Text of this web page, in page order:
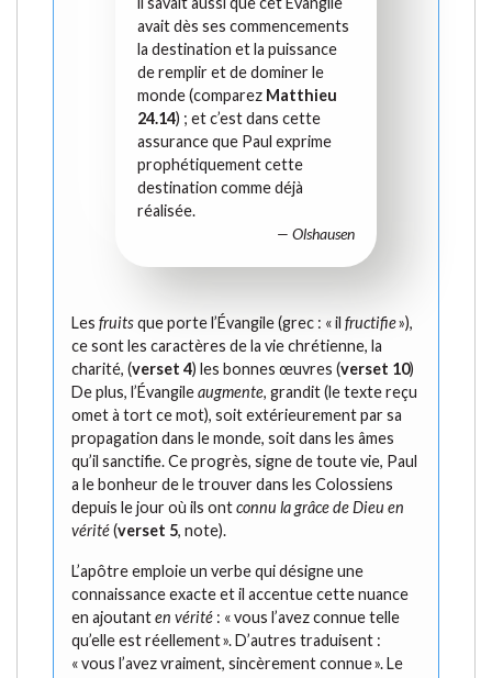
avait dès ses commencements
la destination et la puissance
de remplir et de dominer le
monde (comparez Matthieu
24.14) ; et c’est dans cette
assurance que Paul exprime
prophétiquement cette
destination comme déjà
réalisée.
— Olshausen
Les fruitsque porte l’Évangile (grec : « il fructifie»),
ce sont les caractères de la vie chrétienne, la
charité, (verset 4) les bonnes œuvres (verset 10)
De plus, l’Évangileaugmente, grandit (le texte reçu
omet à tort ce mot), soit extérieurement par sa
propagation dans le monde, soit dans les âmes
qu’il sanctifie. Ce progrès, signe de toute vie, Paul
a le bonheur de le trouver dans les Colossiens
depuis le jour où ils ontconnu la grâce de Dieu en
vérité(verset 5, note).
L’apôtre emploie un verbe qui désigne une
connaissance exacte et il accentue cette nuance
en ajoutanten vérité : « vous l’avez connue telle
qu’elle est réellement ». D’autres traduisent :
« vous l’avez vraiment, sincèrement connue ». Le